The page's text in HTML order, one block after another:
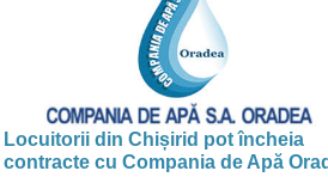
Locuitorii din Chișirid pot încheia
contracte cu Compania de Apă